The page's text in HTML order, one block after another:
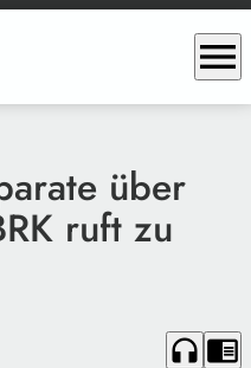
menu
über
ruft zu
headphones chrome_reader_mode